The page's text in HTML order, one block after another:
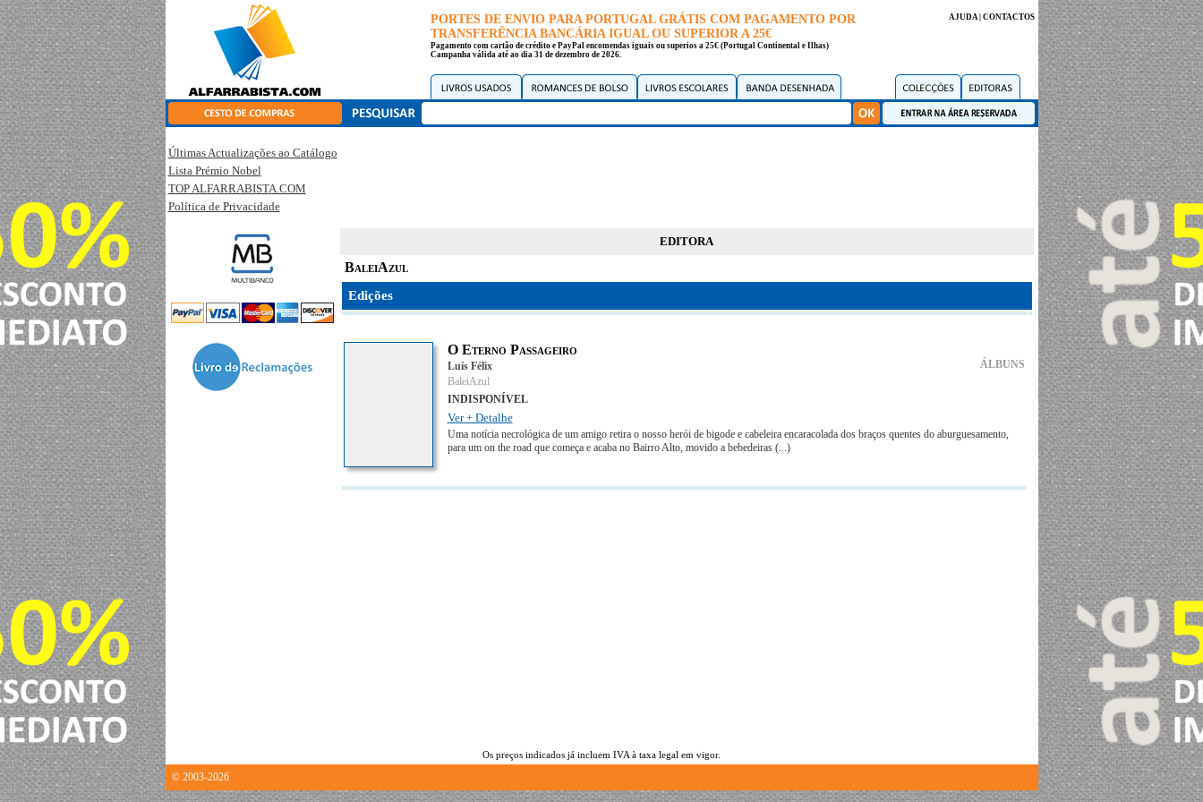
PORTES DE ENVIO PARA PORTUGAL GRÁTIS COM PAGAMENTO POR
TRANSFERÊNCIA BANCÁRIA IGUAL OU SUPERIOR A 25€
Pagamento com cartão de crédito e PayPal encomendas iguais ou superios a 25€ (Portugal Continental e Ilhas)
Campanha válida até ao dia 31 de dezembro de 2026.
AJUDA| CONTACTOS
Últimas Actualizações ao Catálogo
Lista Prémio Nobel
TOP ALFARRABISTA.COM
Política de Privacidade
EDITORA
BaleiAzul
Edições
O Eterno Passageiro
Luís Félix
BaleiAzul
INDISPONÍVEL
Ver + Detalhe
ÁLBUNS
Uma notícia necrológica de um amigo retira o nosso herói de bigode e cabeleira encaracolada dos braços quentes do aburguesamento,
para um on the road que começa e acaba no Bairro Alto, movido a bebedeiras (...)
Os preços indicados já incluem IVA à taxa legal em vigor.
© 2003-2026